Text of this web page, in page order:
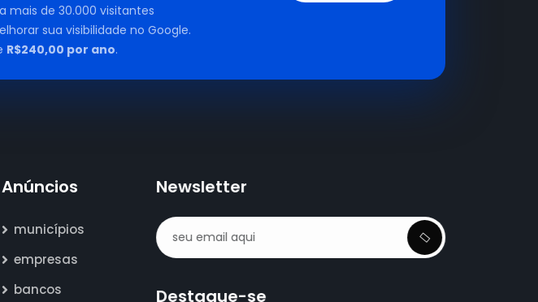
mais de 30.000 visitantes
sua visibilidade no Google.
R$240,00 por ano.
Anúncios
municípios
empresas
bancos
Newsletter
Destaque-se